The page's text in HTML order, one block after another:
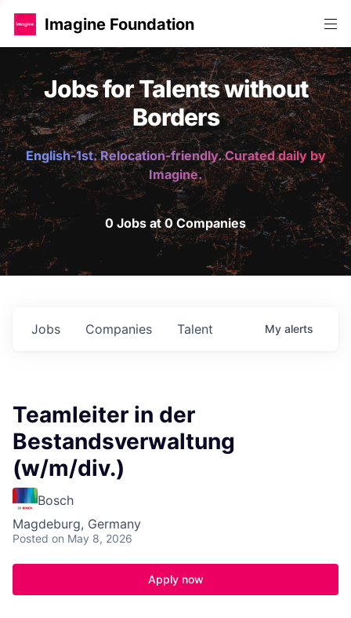
Imagine Foundation
Jobs for Talents without
Borders
English-1st. Relocation-friendly. Curated daily by
Imagine.
0 Jobs at 0 Companies
Jobs Companies Talent My alerts
Teamleiter in der
Bestandsverwaltung
(w/m/div.)
Bosch
Magdeburg, Germany
Posted on May 8, 2026
Apply now